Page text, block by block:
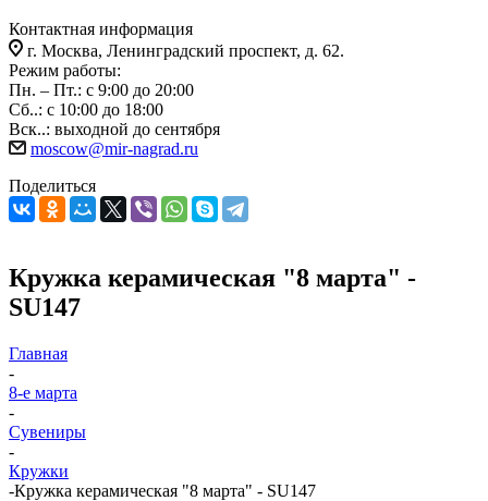
Контактная информация
г. Москва, Ленинградский проспект, д. 62.
Режим работы:
Пн. – Пт.: с 9:00 до 20:00
Сб..: с 10:00 до 18:00
Вск..: выходной до сентября
moscow@mir-nagrad.ru
Поделиться
Кружка керамическая "8 марта" -
SU147
Главная
-
8-е марта
-
Сувениры
-
Кружки
-Кружка керамическая "8 марта" - SU147